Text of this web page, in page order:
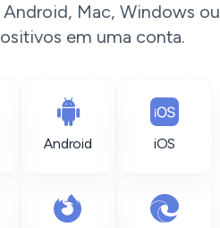
Android, Mac, Windows ou
em uma conta.
Android iOS